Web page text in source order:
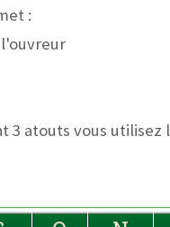
:
3 atouts vous